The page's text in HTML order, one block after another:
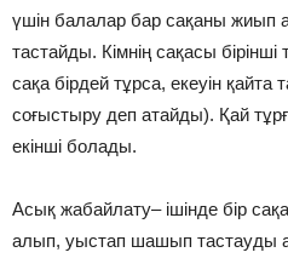
үшін балалар бар сақаны
тастайды. Кімнің сақасы бірінші
сақа бірдей тұрса, екеуін
соғыстыру деп атайды). Қай
екінші болады.
Асық жабайлату– ішінде бір
алып, уыстап шашып тастауды